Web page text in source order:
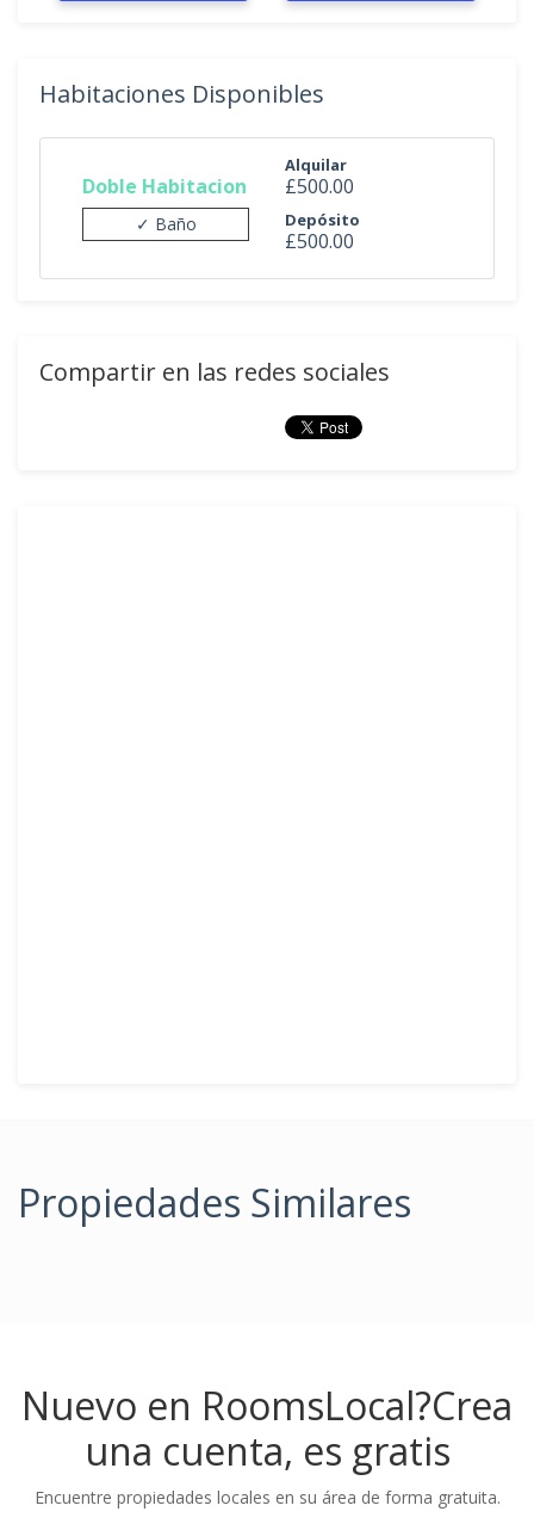
Habitaciones Disponibles
Doble Habitacion
✓ Baño
Alquilar
£500.00
Depósito
£500.00
Compartir en las redes sociales
Propiedades Similares
Nuevo en RoomsLocal?Crea
una cuenta, es gratis
Encuentre propiedades locales en su área de forma gratuita.